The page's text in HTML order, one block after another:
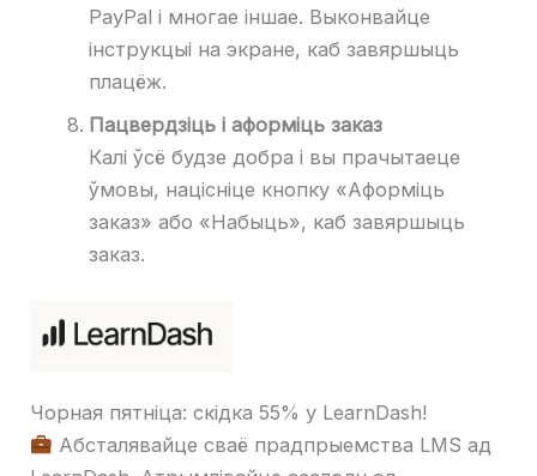
PayPal і многае іншае. Выконвайце
інструкцыі на экране, каб завяршыць
плацёж.
Пацвердзіць і аформіць заказ
Калі ўсё будзе добра і вы прачытаеце
ўмовы, націсніце кнопку «Аформіць
заказ» або «Набыць», каб завяршыць
заказ.
Чорная пятніца: скідка 55% у LearnDash!
Абсталявайце сваё прадпрыемства LMS ад